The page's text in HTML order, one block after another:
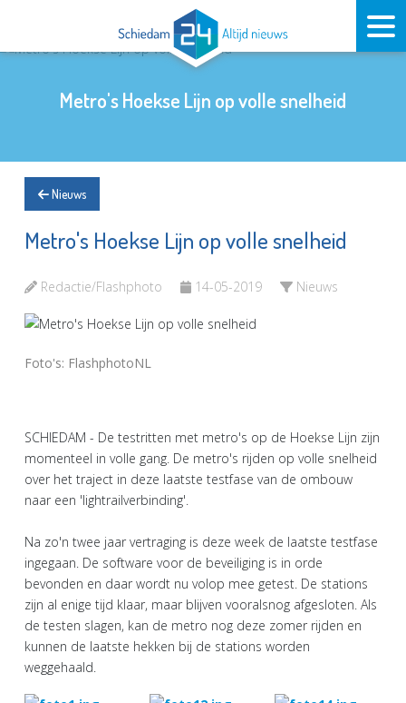
Metro's Hoekse Lijn op volle snelheid
Nieuws
Metro's Hoekse Lijn op volle snelheid
Redactie/Flashphoto 14-05-2019 Nieuws
Foto's: FlashphotoNL
SCHIEDAM - De testritten met metro's op de Hoekse Lijn zijn
momenteel in volle gang. De metro's rijden op volle snelheid
over het traject in deze laatste testfase van de ombouw
naar een 'lightrailverbinding'.
Na zo'n twee jaar vertraging is deze week de laatste testfase
ingegaan. De software voor de beveiliging is in orde
bevonden en daar wordt nu volop mee getest. De stations
zijn al enige tijd klaar, maar blijven vooralsnog afgesloten. Als
de testen slagen, kan de metro nog deze zomer rijden en
kunnen de laatste hekken bij de stations worden
weggehaald.